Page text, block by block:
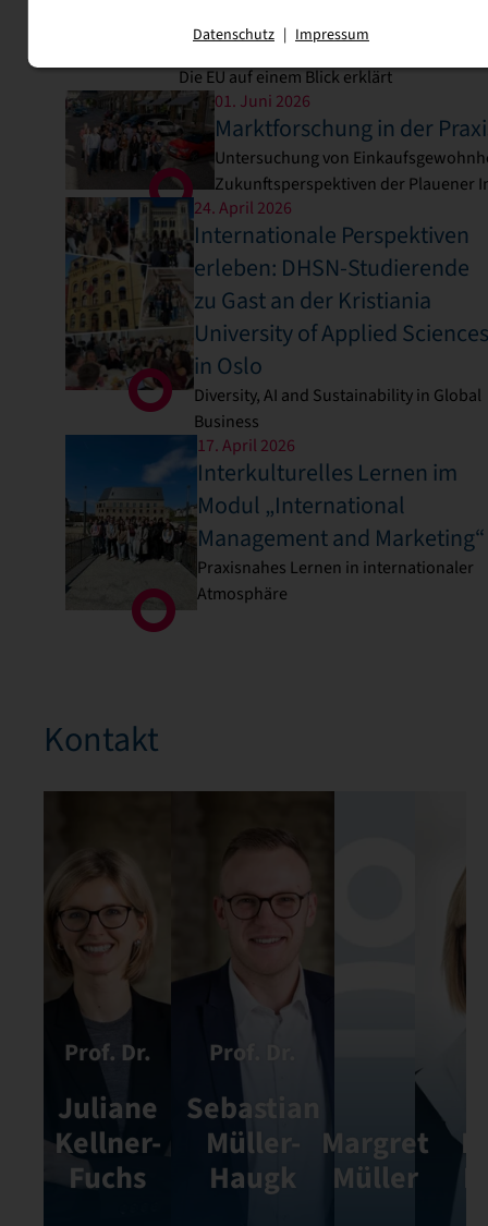
auf dem Campus
Die EU auf einem Blick erklärt
01. Juni 2026
Marktforschung in der
Untersuchung von
Zukunftsperspektiven der Plauener
24. April 2026
Internationale Perspektiven
erleben: DHSN-Studierende
zu Gast an der Kristiania
University of Applied Sciences
in Oslo
Diversity, AI and Sustainability in Global
Business
17. April 2026
Interkulturelles Lernen im
Modul „International
Management and Marketing“
Praxisnahes Lernen in internationaler
Atmosphäre
Kontakt
Prof. Dr.
Juliane
Kellner-
Fuchs
Prof. Dr.
Sebastian
Müller-
Haugk
Margret
Müller
Datenschutz | Impressum